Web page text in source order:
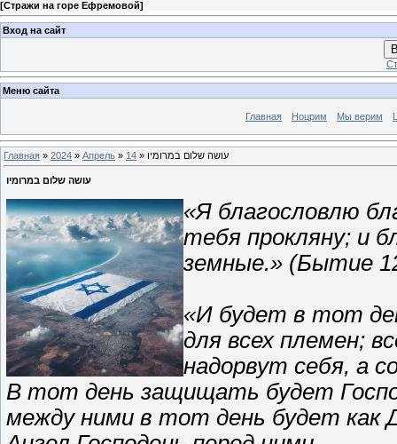
[Стражи на горе Ефремовой]
Вход на сайт
Меню сайта
Главная Ноцрим Мы верим
Главная » 2024 » Апрель » 14 » עושה שלום במרומיו
עושה שלום במרומיו
«Я благословлю
тебя прокляну; и
земные.» (Бытие
«И будет в тот
для всех племен;
надорвут себя, а
В тот день защищать будет
между ними в тот день будет как